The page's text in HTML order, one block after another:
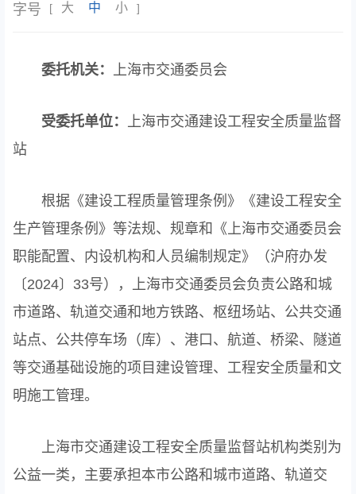
字号
[ 大 中 小 ]
委托机关： 上海市交通委员会
受委托单位： 上海市交通建设工程安全质量监督
站
根据《建设工程质量管理条例》《建设工程安全
生产管理条例》等法规、规章和《上海市交通委员会
职能配置、内设机构和人员编制规定》（沪府办发
〔2024〕33号），上海市交通委员会负责公路和城
市道路、轨道交通和地方铁路、枢纽场站、公共交通
站点、公共停车场（库）、港口、航道、桥梁、隧道
等交通基础设施的项目建设管理、工程安全质量和文
明施工管理。
上海市交通建设工程安全质量监督站机构类别为
公益一类，主要承担本市公路和城市道路、轨道交